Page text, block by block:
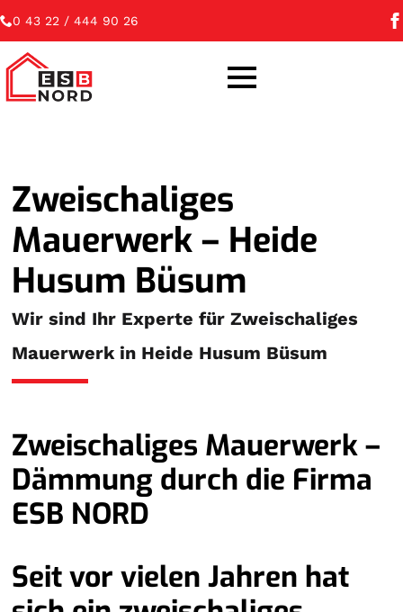
0 43 22 / 444 90 26
Zweischaliges
Mauerwerk – Heide
Husum Büsum
Wir sind Ihr Experte für Zweischaliges
Mauerwerk in Heide Husum Büsum
Zweischaliges Mauerwerk –
Dämmung durch die Firma
ESB NORD
Seit vor vielen Jahren hat